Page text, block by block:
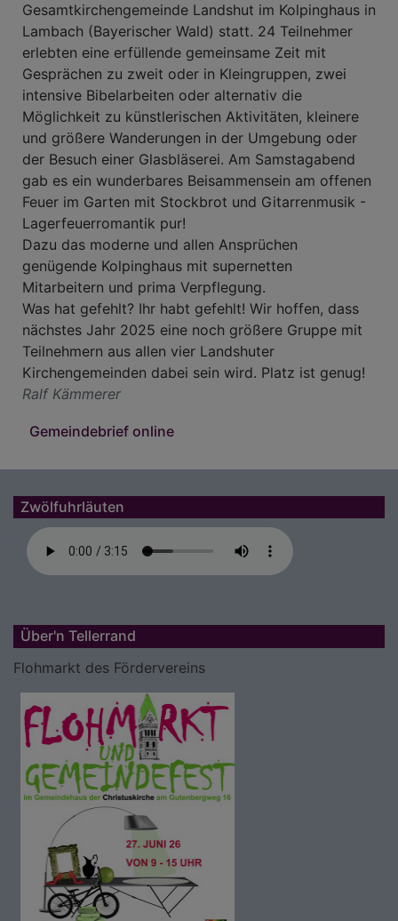
Gesamtkirchengemeinde Landshut im Kolpinghaus in
Lambach (Bayerischer Wald) statt. 24 Teilnehmer
erlebten eine erfüllende gemeinsame Zeit mit
Gesprächen zu zweit oder in Kleingruppen, zwei
intensive Bibelarbeiten oder alternativ die
Möglichkeit zu künstlerischen Aktivitäten, kleinere
und größere Wanderungen in der Umgebung oder
der Besuch einer Glasbläserei. Am Samstagabend
gab es ein wunderbares Beisammensein am offenen
Feuer im Garten mit Stockbrot und Gitarrenmusik -
Lagerfeuerromantik pur!
Dazu das moderne und allen Ansprüchen
genügende Kolpinghaus mit supernetten
Mitarbeitern und prima Verpflegung.
Was hat gefehlt? Ihr habt gefehlt! Wir hoffen, dass
nächstes Jahr 2025 eine noch größere Gruppe mit
Teilnehmern aus allen vier Landshuter
Kirchengemeinden dabei sein wird. Platz ist genug!
Ralf Kämmerer
Gemeindebrief online
Zwölfuhrläuten
Über'n Tellerrand
Flohmarkt des Fördervereins